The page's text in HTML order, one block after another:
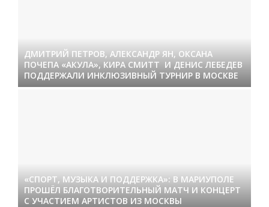
ДМИТРИЙ ПЕТРОВ, АЛЕКСАНДР ЯН, ОКСАНА
ПОЧЕПА «АКУЛА», КИРА СМИТТ И ДЕНИС ЛЕБЕДЕВ
ПОДДЕРЖАЛИ ИНКЛЮЗИВНЫЙ ТУРНИР В МОСКВЕ
«СПОРТ, МУЗЫКА И ПОДДЕРЖКА»: В МАРИУПОЛЕ
ПРОШЁЛ БЛАГОТВОРИТЕЛЬНЫЙ МАТЧ И КОНЦЕРТ
С УЧАСТИЕМ АРТИСТОВ ИЗ МОСКВЫ